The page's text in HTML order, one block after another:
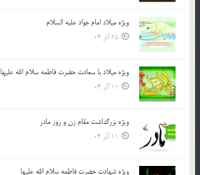
ویژه میلاد امام جواد علیه السلام
25 آذر 04
ویژه میلاد با سعادت حضرت فاطمه سلام الله علیها
11 آذر 04
ویژه بزرگداشت مقام زن و روز مادر
11 آذر 04
ویژه شهادت حضرت فاطمه سلام الله علیها